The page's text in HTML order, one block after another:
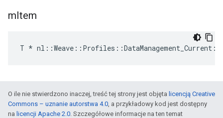
mItem
T *
O ile nie stwierdzono inaczej, treść tej strony jest objęta licencją Creative
Commons – uznanie autorstwa 4.0, a przykładowy kod jest dostępny
na licencji Apache 2.0. Szczegółowe informacje na ten temat